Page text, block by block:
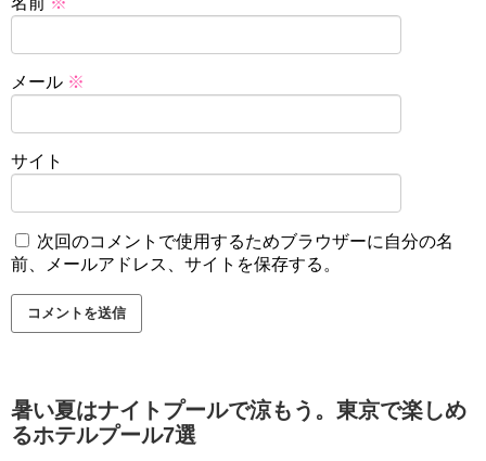
メール ※
サイト
次回のコメントで使用するためブラウザーに自分の名
前、メールアドレス、サイトを保存する。
暑い夏はナイトプールで涼もう。東京で楽しめ
るホテルプール7選